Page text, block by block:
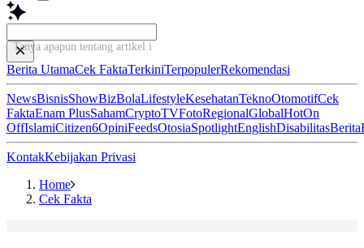
Tanya apapun tentang artikel ini...
Berita UtamaCek FaktaTerkiniTerpopulerRekomendasi
NewsBisnisShowBizBolaLifestyleKesehatanTeknoOtomotifCek
FaktaEnam PlusSahamCryptoTVFotoRegionalGlobalHotOn
OffIslamiCitizen6OpiniFeedsOtosiaSpotlightEnglishDisabilitasBerita
KontakKebijakan Privasi
Home
Cek Fakta